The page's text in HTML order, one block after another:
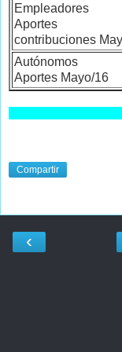
Empleadores
contribuciones
Autónomos
Aportes Mayo/16
Compartir
‹